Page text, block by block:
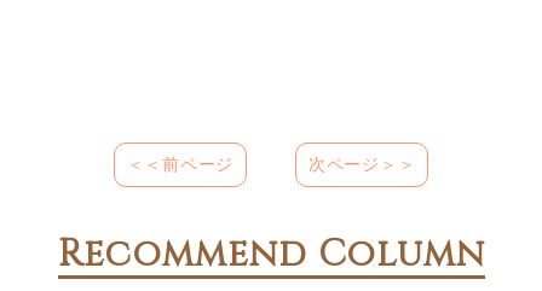
＜＜前ページ 次ページ＞＞
Recommend Column